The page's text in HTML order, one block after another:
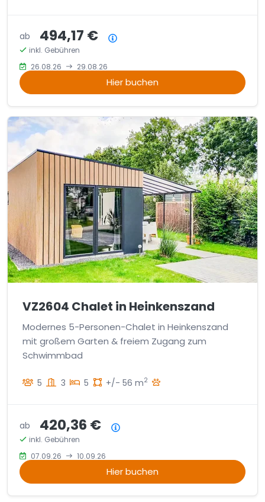
ab 494,17 €
inkl. Gebühren
26.08.26
29.08.26
Hier buchen
VZ2604 Chalet in Heinkenszand
Modernes 5-Personen-Chalet in Heinkenszand
mit großem Garten & freiem Zugang zum
Schwimmbad
5 3 5 +/- 56 m2
ab 420,36 €
inkl. Gebühren
07.09.26
10.09.26
Hier buchen